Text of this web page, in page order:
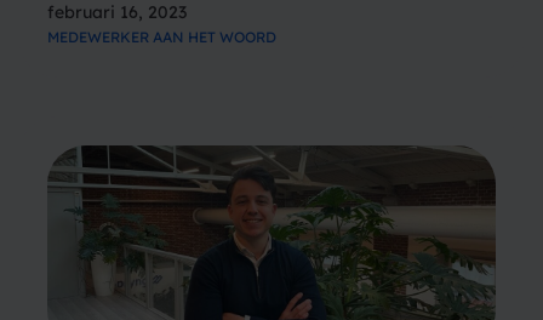
emigreren naar Nederland. Op de dag na haar
februari 16, 2023
MEDEWERKER AAN HET WOORD